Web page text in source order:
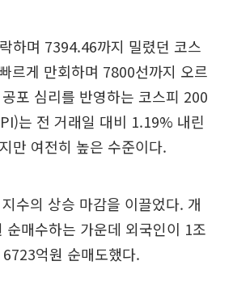
하며 7394.46까지 밀렸던 코스
르게 만회하며 7800선까지 오르
포 심리를 반영하는 코스피 200
는 전 거래일 대비 1.19% 내린
만 여전히 높은 수준이다.
수의 상승 마감을 이끌었다. 개
매수하는 가운데 외국인이 1조
억원 순매도했다.